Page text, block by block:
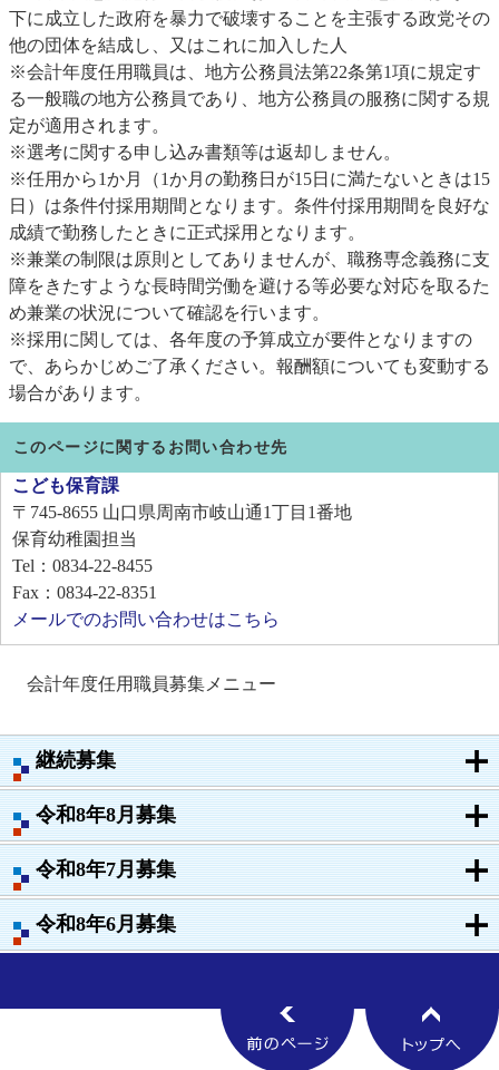
会計年度任用職員募集メニュー
継続募集
令和8年8月募集
令和8年7月募集
令和8年6月募集
下に成立した政府を暴力で破壊することを主張する政党その
他の団体を結成し、又はこれに加入した人
※会計年度任用職員は、地方公務員法第22条第1項に規定す
る一般職の地方公務員であり、地方公務員の服務に関する規
定が適用されます。
※選考に関する申し込み書類等は返却しません。
※任用から1か月（1か月の勤務日が15日に満たないときは15
日）は条件付採用期間となります。条件付採用期間を良好な
成績で勤務したときに正式採用となります。
※兼業の制限は原則としてありませんが、職務専念義務に支
障をきたすような長時間労働を避ける等必要な対応を取るた
め兼業の状況について確認を行います。
※採用に関しては、各年度の予算成立が要件となりますの
で、あらかじめご了承ください。報酬額についても変動する
場合があります。
このページに関するお問い合わせ先
こども保育課
〒745-8655 山口県周南市岐山通1丁目1番地
保育幼稚園担当
Tel：0834-22-8455
Fax：0834-22-8351
メールでのお問い合わせはこちら